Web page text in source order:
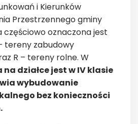
i Kierunków
Przestrzennego gminy
częściowo oznaczona jest
tereny zabudowy
R – tereny rolne. W
na działce jest w IV klasie
wybudowanie
bez konieczności